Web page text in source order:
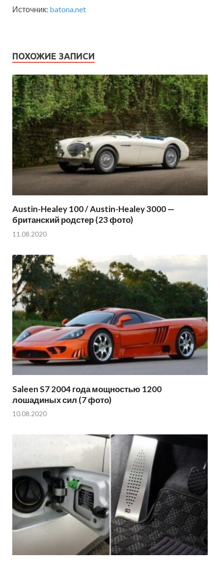
Источник: batona.net
ПОХОЖИЕ ЗАПИСИ
Austin-Healey 100 / Austin-Healey 3000 —
британский родстер (23 фото)
11.08.2020
Saleen S7 2004 года мощностью 1200
лошадиных сил (7 фото)
10.08.2020